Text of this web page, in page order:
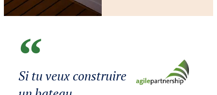
Si tu veux construire